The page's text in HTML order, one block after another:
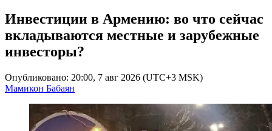
Инвестиции в Армению: во что сейчас
вкладываются местные и зарубежные
инвесторы?
Опубликовано: 20:00, 7 авг 2026 (UTC+3 MSK)
Мамикон Бабаян